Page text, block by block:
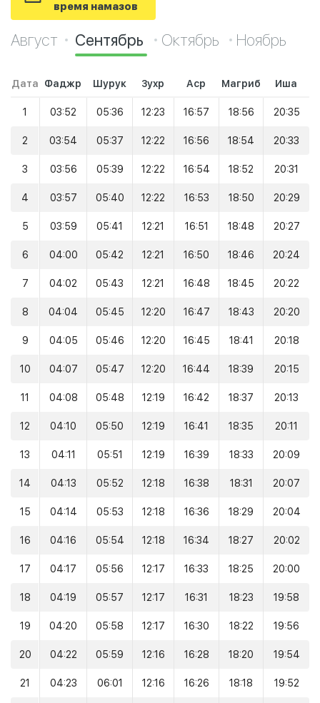
время намазов
Август Сентябрь Октябрь Ноябрь
Дата Фаджр Шурук Зухр Аср Магриб Иша
1 03:52 05:36 12:23 16:57 18:56 20:35
2 03:54 05:37 12:22 16:56 18:54 20:33
3 03:56 05:39 12:22 16:54 18:52 20:31
4 03:57 05:40 12:22 16:53 18:50 20:29
5 03:59 05:41 12:21 16:51 18:48 20:27
6 04:00 05:42 12:21 16:50 18:46 20:24
7 04:02 05:43 12:21 16:48 18:45 20:22
8 04:04 05:45 12:20 16:47 18:43 20:20
9 04:05 05:46 12:20 16:45 18:41 20:18
10 04:07 05:47 12:20 16:44 18:39 20:15
11 04:08 05:48 12:19 16:42 18:37 20:13
12 04:10 05:50 12:19 16:41 18:35 20:11
13 04:11 05:51 12:19 16:39 18:33 20:09
14 04:13 05:52 12:18 16:38 18:31 20:07
15 04:14 05:53 12:18 16:36 18:29 20:04
16 04:16 05:54 12:18 16:34 18:27 20:02
17 04:17 05:56 12:17 16:33 18:25 20:00
18 04:19 05:57 12:17 16:31 18:23 19:58
19 04:20 05:58 12:17 16:30 18:22 19:56
20 04:22 05:59 12:16 16:28 18:20 19:54
21 04:23 06:01 12:16 16:26 18:18 19:52